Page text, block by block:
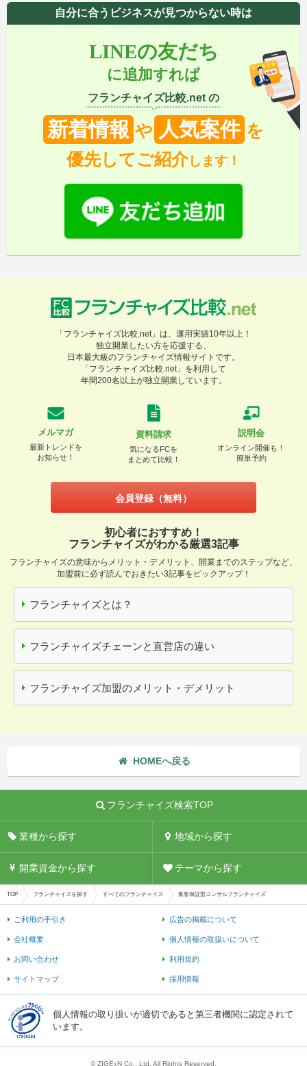
自分に合うビジネスが見つからない時は
LINEの友だち
に追加すれば
フランチャイズ比較.net の
新着情報 や 人気案件 を
優先してご紹介します！
「フランチャイズ比較.net」は、運用実績10年以上！
独立開業したい方を応援する、
日本最大級のフランチャイズ情報サイトです。
「フランチャイズ比較.net」を利用して
年間200名以上が独立開業しています。
メルマガ
最新トレンドを
お知らせ！
資料請求
気になるFCを
まとめて比較！
説明会
オンライン開催も！
簡単予約
会員登録（無料）
初心者におすすめ！
フランチャイズがわかる厳選3記事
フランチャイズの意味からメリット・デメリット、開業までのステップなど、
加盟前に必ず読んでおきたい3記事をピックアップ！
フランチャイズとは？
フランチャイズチェーンと直営店の違い
フランチャイズ加盟のメリット・デメリット
HOMEへ戻る
フランチャイズ検索TOP
業種から探す 地域から探す
開業資金から探す テーマから探す
TOP フランチャイズを探す すべてのフランチャイズ 集客保証型コンサルフランチャイズ
ご利用の手引き 広告の掲載について
会社概要 個人情報の取扱いについて
お問い合わせ 利用規約
サイトマップ 採用情報
個人情報の取り扱いが適切であると第三者機関に認定されて
います。
© ZIGExN Co., Ltd. All Rights Reserved.